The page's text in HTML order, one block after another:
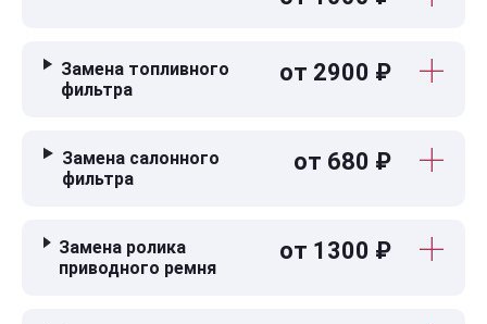
Замена топливного
фильтра
от 2900 ₽
Замена салонного
фильтра
от 680 ₽
Замена ролика
приводного ремня
от 1300 ₽